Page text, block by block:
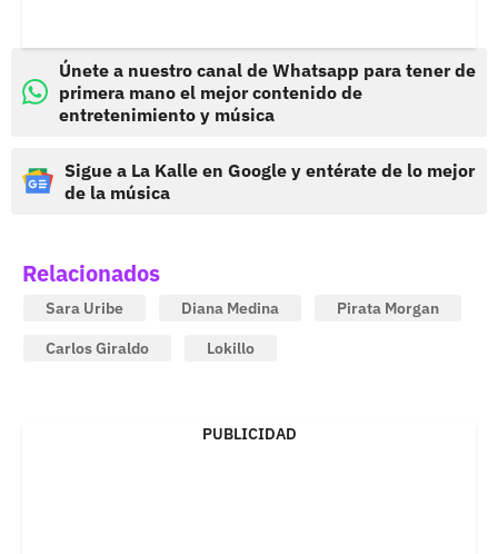
Únete a nuestro canal de Whatsapp para tener de
primera mano el mejor contenido de
entretenimiento y música
Sigue a La Kalle en Google y entérate de lo mejor
de la música
Relacionados
Sara Uribe Diana Medina
Pirata Morgan
Carlos Giraldo
Lokillo
PUBLICIDAD